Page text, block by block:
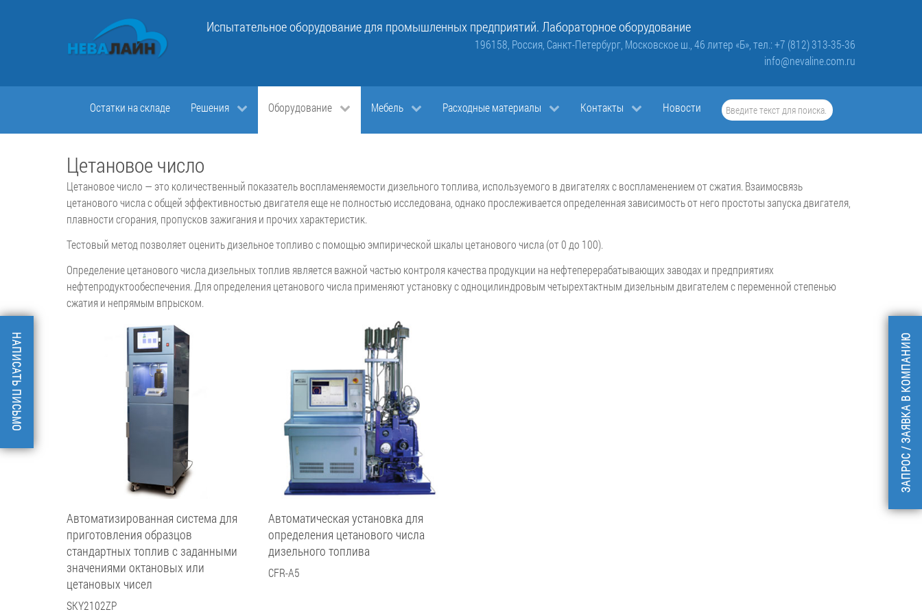
Испытательное оборудование для промышленных предприятий. Лабораторное оборудование
196158, Россия, Санкт-Петербург, Московское ш., 46 литер «Б», тел.: +7 (812) 313-35-36
info@nevaline.com.ru
Остатки на складе Решения Оборудование Мебель Расходные материалы Контакты Новости Искать...
Цетановое число
Цетановое число — это количественный показатель воспламеняемости дизельного топлива, используемого в двигателях с воспламенением от сжатия. Взаимосвязь
цетанового числа с общей эффективностью двигателя еще не полностью исследована, однако прослеживается определенная зависимость от него простоты запуска двигателя,
плавности сгорания, пропусков зажигания и прочих характеристик.
Тестовый метод позволяет оценить дизельное топливо с помощью эмпирической шкалы цетанового числа (от 0 до 100).
Определение цетанового числа дизельных топлив является важной частью контроля качества продукции на нефтеперерабатывающих заводах и предприятиях
нефтепродуктообеспечения. Для определения цетанового числа применяют установку с одноцилиндровым четырехтактным дизельным двигателем с переменной степенью
сжатия и непрямым впрыском.
Автоматизированная система для
приготовления образцов
стандартных топлив с заданными
значениями октановых или
цетановых чисел
SKY2102ZP
Автоматическая установка для
определения цетанового числа
дизельного топлива
CFR-A5
ЗАПРОС / ЗАЯВКА В КОМПАНИЮ
НАПИСАТЬ ПИСЬМО